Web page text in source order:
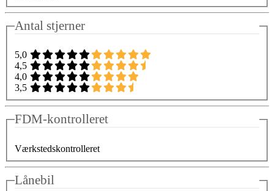
Antal stjerner
5,0
4,5
4,0
3,5
FDM-kontrolleret
Værkstedskontrolleret
Lånebil